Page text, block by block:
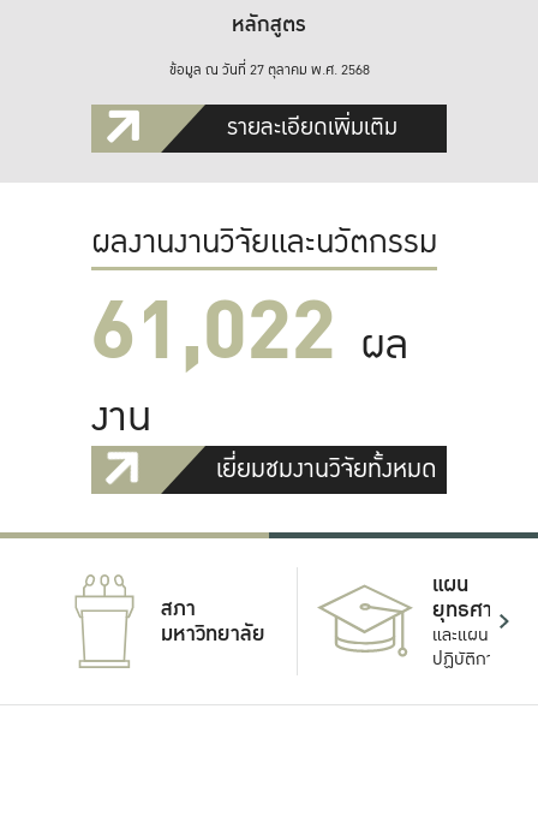
หลักสูตร
ข้อมูล ณ วันที่ 27 ตุลาคม พ.ศ. 2568
รายละเอียดเพิ่มเติม
ผลงานงานวิจัยและนวัตกรรม
61,022 ผล
งาน
เยี่ยมชมงานวิจัยทั้งหมด
สภา
มหาวิทยาลัย
แผน
ยุทธศาสตร์
และแผน
ปฏิบัติการ